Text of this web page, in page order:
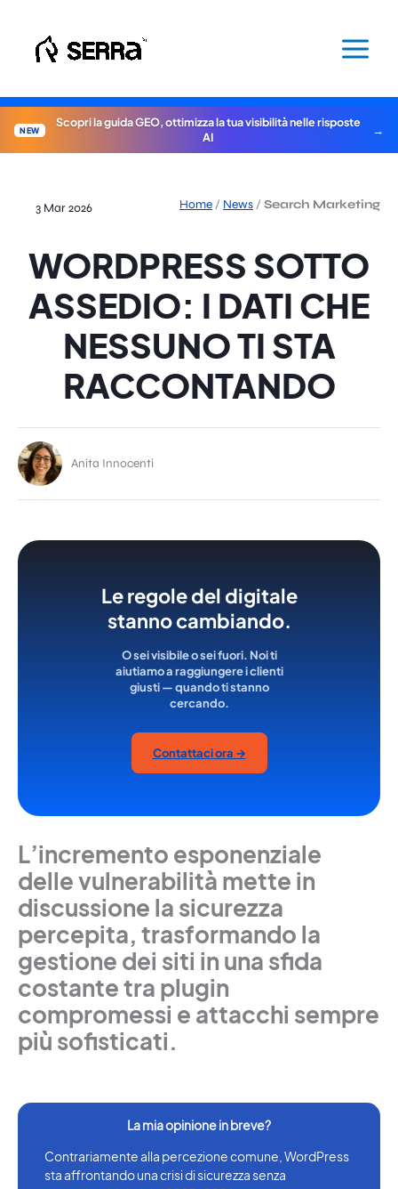
contenuto
NEW
Scopri la guida GEO, ottimizza la tua visibilità nelle risposte
AI
Home / News / Search Marketing
3 Mar 2026
WORDPRESS SOTTO
ASSEDIO: I DATI CHE
NESSUNO TI STA
RACCONTANDO
Anita Innocenti
Le regole del digitale
stanno cambiando.
O sei visibile o sei fuori. Noi ti
aiutiamo a raggiungere i clienti
giusti — quando ti stanno
cercando.
Contattaci ora →
L’incremento esponenziale
delle vulnerabilità mette in
discussione la sicurezza
percepita, trasformando la
gestione dei siti in una sfida
costante tra plugin
compromessi e attacchi sempre
più sofisticati.
Contrariamente alla percezione comune, WordPress
sta affrontando una crisi di sicurezza senza